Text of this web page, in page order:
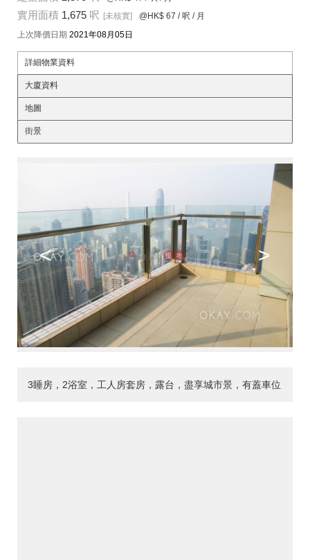
實用面積 1,675 呎 [未核實] @HK$ 67 / 呎 / 月
上次降價日期 2021年08月05日
詳細物業資料
大廈資料
地圖
街景
< >
3睡房，2浴室，工人房套房，露台，盡享城市景，有蓋車位